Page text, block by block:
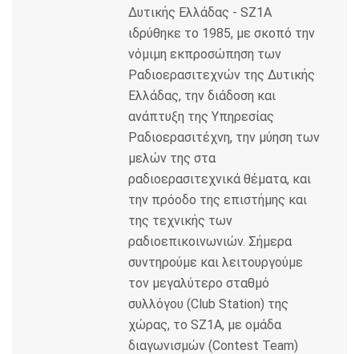
Δυτικής Ελλάδας - SZ1A
ιδρύθηκε το 1985, με σκοπό την
νόμιμη εκπροσώπηση των
Ραδιοερασιτεχνών της Δυτικής
Ελλάδας, την διάδοση και
ανάπτυξη της Υπηρεσίας
Ραδιοερασιτέχνη, την μύηση των
μελών της στα
ραδιοερασιτεχνικά θέματα, και
την πρόοδο της επιστήμης και
της τεχνικής των
ραδιοεπικοινωνιών. Σήμερα
συντηρούμε και λειτουργούμε
τον μεγαλύτερο σταθμό
συλλόγου (Club Station) της
χώρας, το SZ1A, με ομάδα
διαγωνισμών (Contest Team)